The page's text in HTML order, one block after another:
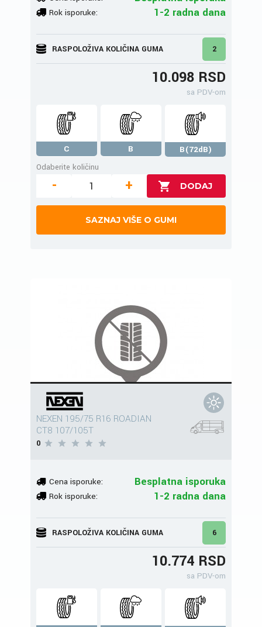
Rok isporuke: 1-2 radna dana
RASPOLOŽIVA KOLIČINA GUMA 2
10.098 RSD
sa PDV-om
C B
B(72dB)
Odaberite količinu
- +
SAZNAJ VIŠE O GUMI
NEXEN 195/75 R16 ROADIAN
CT8 107/105T
0
Cena isporuke: Besplatna isporuka
Rok isporuke: 1-2 radna dana
RASPOLOŽIVA KOLIČINA GUMA 6
10.774 RSD
sa PDV-om